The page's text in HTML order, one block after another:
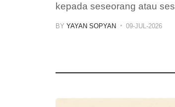
kepada seseorang atau
BY YAYAN SOPYAN 09-JUL-2026